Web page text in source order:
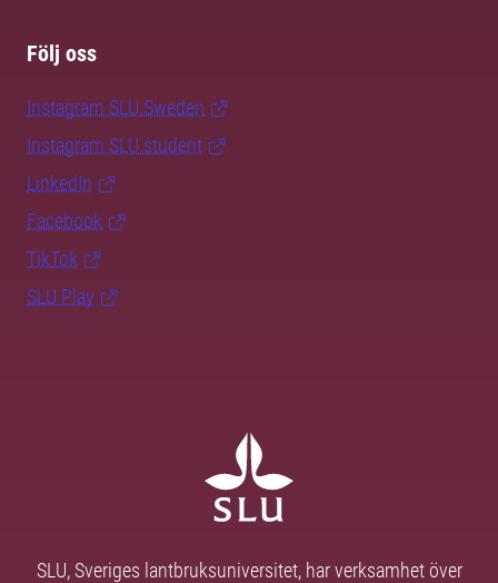
Följ oss
Instagram SLU.Sweden
Instagram SLU.student
LinkedIn
Facebook
TikTok
SLU Play
SLU, Sveriges lantbruksuniversitet, har verksamhet över